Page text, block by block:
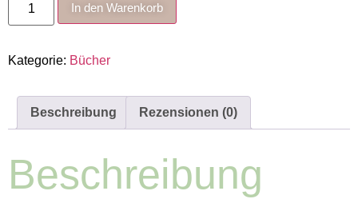
Muskeln
In den Warenkorb
Kategorie: Bücher
Beschreibung Rezensionen (0)
Beschreibung